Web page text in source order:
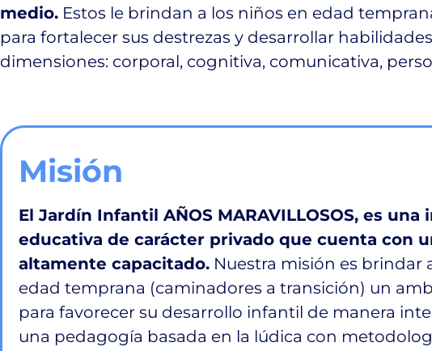
medio. Estos le brindan a los niños en edad
para fortalecer sus destrezas y desarrollar
dimensiones: corporal, cognitiva, comunicativa,
Misión
El Jardín Infantil AÑOS MARAVILLOSOS, es
educativa de carácter privado que cuenta con
altamente capacitado. Nuestra misión es brindar
edad temprana (caminadores a transición) un
para favorecer su desarrollo infantil de manera
una pedagogía basada en la lúdica con